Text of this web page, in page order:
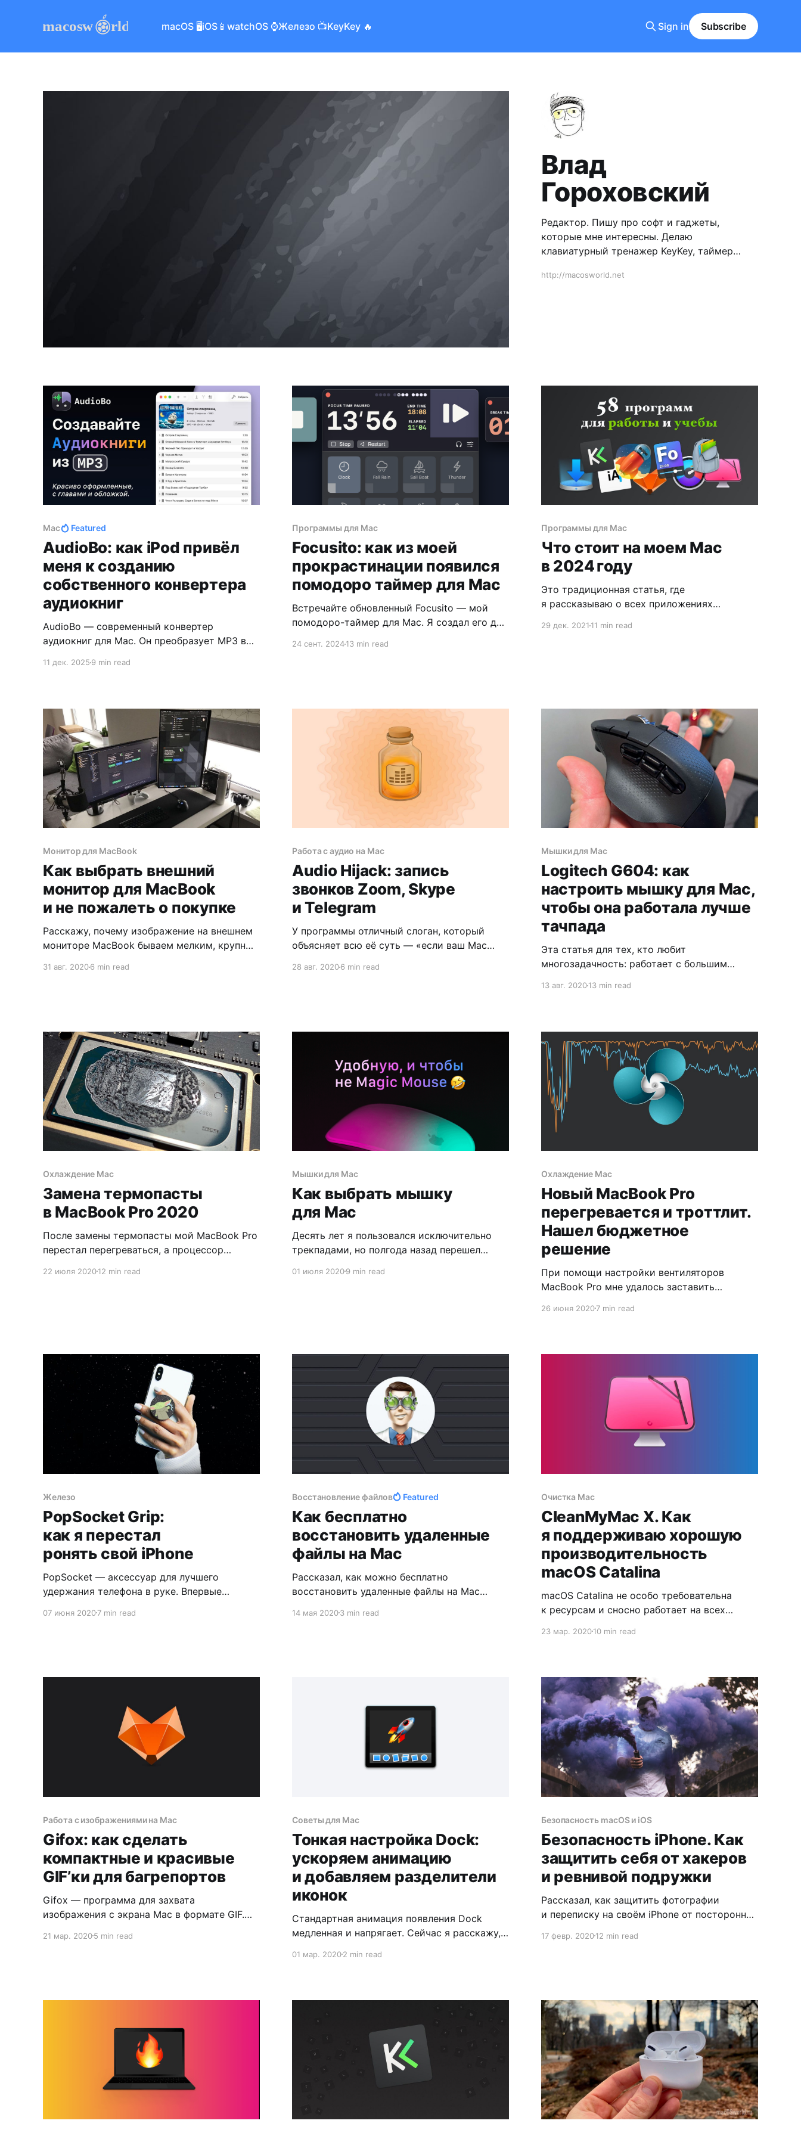
macOS 🖥iOS📱watchOS ⌚️Железо 📺KeyKey 🔥 Sign in Subscribe
Влад
Гороховский
Редактор. Пишу про софт и гаджеты,
которые мне интересны. Делаю
клавиатурный тренажер KeyKey, таймер
http://macosworld.net
Mac Featured
AudioBo: как iPod привёл
меня к созданию
собственного конвертера
аудиокниг
AudioBo — современный конвертер
аудиокниг для Mac. Он преобразует MP3 в
экосистемы Apple. С обложкой, главами и
11 дек. 2025 9 min read
Программы для Mac
Focusito: как из моей
прокрастинации появился
помодоро таймер для Mac
Встречайте обновленный Focusito — мой
помодоро-таймер для Mac. Я создал его для
24 сент. 202413 min read
Программы для Mac
Что стоит на моем Mac
в 2024 году
Это традиционная статья, где
я рассказываю о всех приложениях
году в список попали 58 приложений.
29 дек. 202111 min read
Монитор для MacBook
Как выбрать внешний
монитор для MacBook
и не пожалеть о покупке
Расскажу, почему изображение на внешнем
мониторе MacBook бываем мелким, крупным
31 авг. 20206 min read
Работа с аудио на Mac
Audio Hijack: запись
звонков Zoom, Skype
и Telegram
У программы отличный слоган, который
объясняет всю её суть — «если ваш Mac
28 авг. 20206 min read
Мышки для Mac
Logitech G604: как
настроить мышку для Mac,
чтобы она работала лучше
тачпада
Эта статья для тех, кто любит
многозадачность: работает с большим
Photoshop.
13 авг. 202013 min read
Охлаждение Mac
Замена термопасты
в MacBook Pro 2020
После замены термопасты мой MacBook Pro
перестал перегреваться, а процессор
скорости. В следствие этого
22 июля 202012 min read
Мышки для Mac
Как выбрать мышку
для Mac
Десять лет я пользовался исключительно
трекпадами, но полгода назад перешел
мышь лучше трекпада и на что обращать
01 июля 20209 min read
Охлаждение Mac
Новый MacBook Pro
перегревается и троттлит.
Нашел бюджетное
решение
При помощи настройки вентиляторов
MacBook Pro мне удалось заставить
быстрее. Это увеличило его
26 июня 20207 min read
Железо
PopSocket Grip:
как я перестал
ронять свой iPhone
PopSocket — аксессуар для лучшего
удержания телефона в руке. Впервые
Каждый день мне попадались десятки людей
Заказал.
07 июня 20207 min read
Восстановление файлов Featured
Как бесплатно
восстановить удаленные
файлы на Mac
Рассказал, как можно бесплатно
восстановить удаленные файлы на Mac
любыми жесткими дисками и флешками.
14 мая 20203 min read
Очистка Mac
CleanMyMac X. Как
я поддерживаю хорошую
производительность
macOS Catalina
macOS Catalina не особо требовательна
к ресурсам и сносно работает на всех
если установлена на SSD. Но, как и как
Рассказываю, как я с борюсь с такими
тормозами.
23 мар. 202010 min read
Работа с изображениями на Mac
Gifox: как сделать
компактные и красивые
GIF’ки для багрепортов
Gifox — программа для захвата
изображения с экрана Mac в формате GIF.
нужно записывать происходящее на экране,
21 мар. 20205 min read
Советы для Mac
Тонкая настройка Dock:
ускоряем анимацию
и добавляем разделители
иконок
Стандартная анимация появления Dock
медленная и напрягает. Сейчас я расскажу,
добавлять визуальные разделители в Dock
01 мар. 20202 min read
Безопасность macOS и iOS
Безопасность iPhone. Как
защитить себя от хакеров
и ревнивой подружки
Рассказал, как защитить фотографии
и переписку на своём iPhone от посторонних
17 февр. 202012 min read